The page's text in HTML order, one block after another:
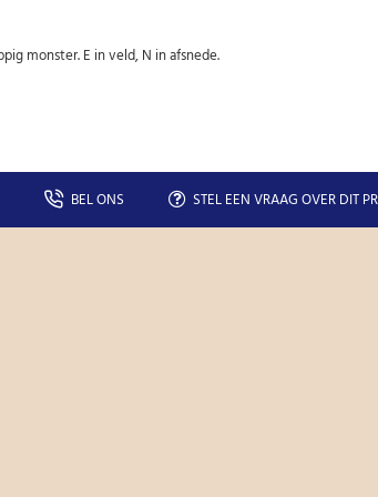
monster. E in veld, N in afsnede.
BEL ONS STEL EEN VRAAG OVER DIT